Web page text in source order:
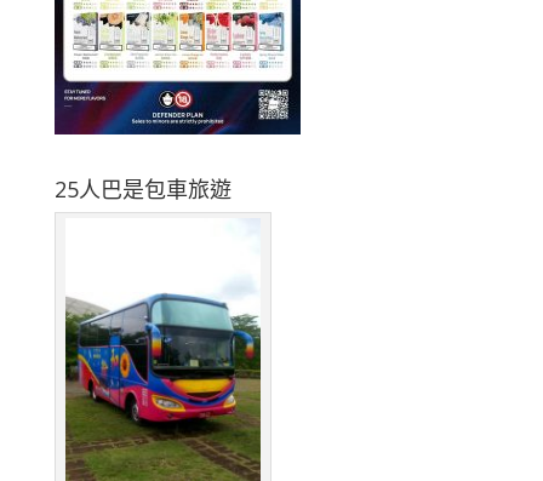
25人巴是包車旅遊